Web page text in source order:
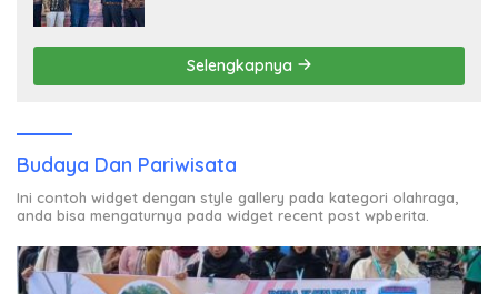
Selengkapnya
Budaya Dan Pariwisata
Ini contoh widget dengan style gallery pada kategori olahraga,
anda bisa mengaturnya pada widget recent post wpberita.